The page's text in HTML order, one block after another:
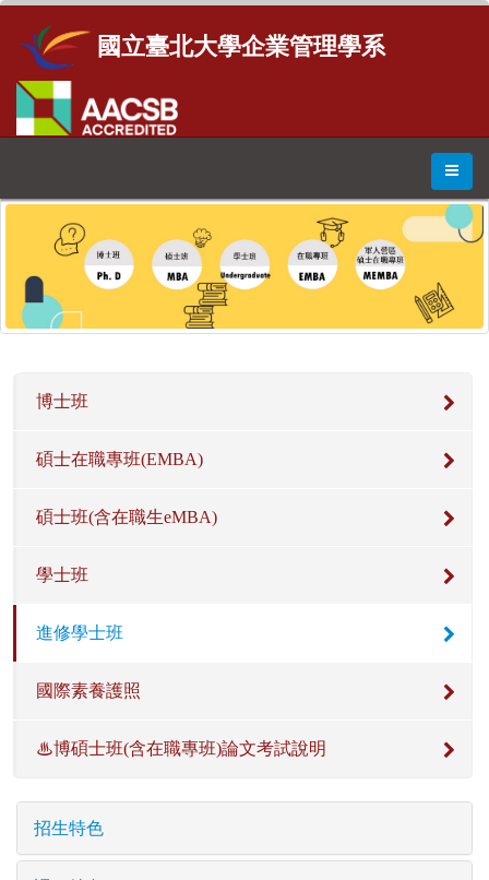
國立臺北大學企業管理學系
博士班
碩士在職專班(EMBA)
碩士班(含在職生eMBA)
學士班
進修學士班
國際素養護照
♨博碩士班(含在職專班)論文考試說明
招生特色